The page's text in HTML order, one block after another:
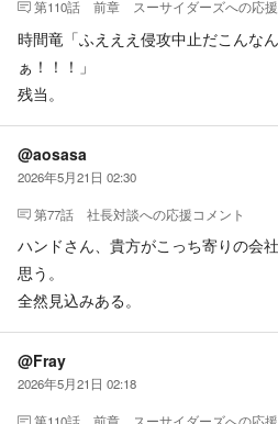
第110話 前章 スーサイダーズへの応
時間竜「ふえええ侵攻中止だこんな
ぁ！！！」
残当。
@aosasa
2026年5月21日 02:30
第77話 社長対談への応援コメント
ハンドさん、貴方がこっち寄りの会
思う。
全然見込みある。
@Fray
2026年5月21日 02:18
第110話 前章 スーサイダーズへの応